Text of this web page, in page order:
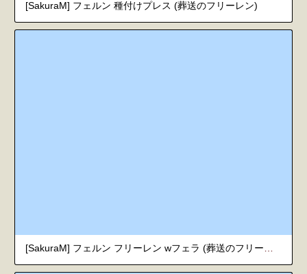
[SakuraM] フェルン 種付けプレス (葬送のフリーレン)